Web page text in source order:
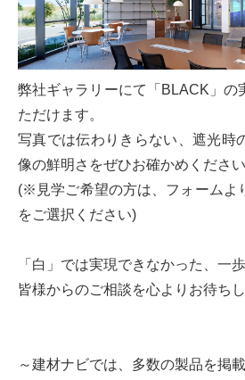
弊社ギャラリーにて「BLACK」の
ただけます。
写真では伝わりきらない、遮光時
像の鮮明さをぜひお確かめください
(※見学ご希望の方は、フォームよ
をご選択ください)
「白」では実現できなかった、一
皆様からのご相談を心よりお待ちし
～建材ナビでは、多数の製品を掲